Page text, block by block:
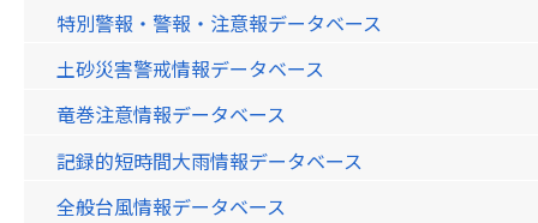
特別警報・警報・注意報データベース
土砂災害警戒情報データベース
竜巻注意情報データベース
記録的短時間大雨情報データベース
全般台風情報データベース